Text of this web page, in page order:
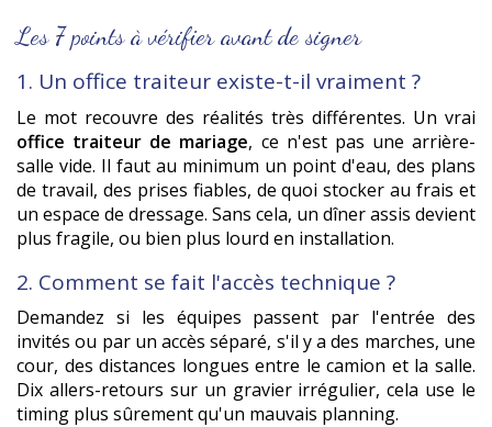
Les 7 points à vérifier avant de signer
1. Un office traiteur existe-t-il vraiment ?
Le mot recouvre des réalités très différentes. Un vrai
office traiteur de mariage, ce n'est pas une arrière-
salle vide. Il faut au minimum un point d'eau, des plans
de travail, des prises fiables, de quoi stocker au frais et
un espace de dressage. Sans cela, un dîner assis devient
plus fragile, ou bien plus lourd en installation.
2. Comment se fait l'accès technique ?
Demandez si les équipes passent par l'entrée des
invités ou par un accès séparé, s'il y a des marches, une
cour, des distances longues entre le camion et la salle.
Dix allers-retours sur un gravier irrégulier, cela use le
timing plus sûrement qu'un mauvais planning.